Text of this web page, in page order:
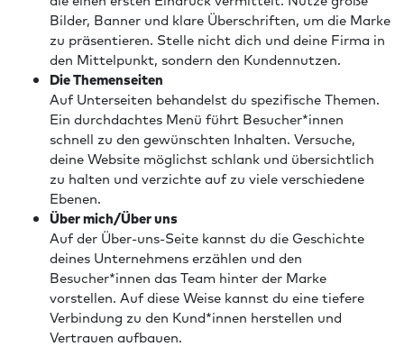
Bilder, Banner und klare Überschriften, um die Marke
zu präsentieren. Stelle nicht dich und deine Firma in
den Mittelpunkt, sondern den Kundennutzen.
Die Themenseiten
Auf Unterseiten behandelst du spezifische Themen.
Ein durchdachtes Menü führt Besucher*innen
schnell zu den gewünschten Inhalten. Versuche,
deine Website möglichst schlank und übersichtlich
zu halten und verzichte auf zu viele verschiedene
Ebenen.
Über mich/Über uns
Auf der Über-uns-Seite kannst du die Geschichte
deines Unternehmens erzählen und den
Besucher*innen das Team hinter der Marke
vorstellen. Auf diese Weise kannst du eine tiefere
Verbindung zu den Kund*innen herstellen und
Vertrauen aufbauen.